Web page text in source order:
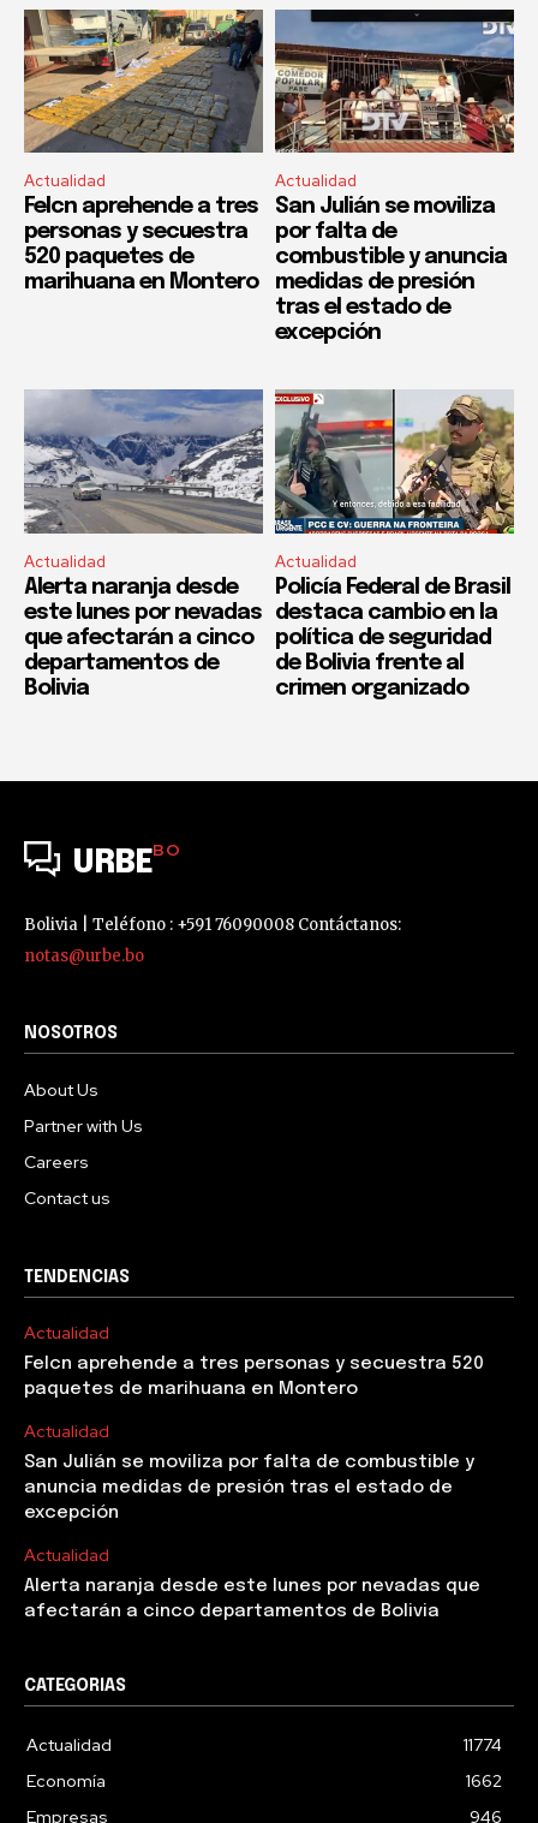
Actualidad
Felcn aprehende a tres
personas y secuestra
520 paquetes de
marihuana en Montero
Actualidad
San Julián se moviliza
por falta de
combustible y anuncia
medidas de presión
tras el estado de
excepción
Actualidad
Alerta naranja desde
este lunes por nevadas
que afectarán a cinco
departamentos de
Bolivia
Actualidad
Policía Federal de Brasil
destaca cambio en la
política de seguridad
de Bolivia frente al
crimen organizado
URBEBO
Bolivia | Teléfono : +591 76090008 Contáctanos:
notas@urbe.bo
NOSOTROS
About Us
Partner with Us
Careers
Contact us
TENDENCIAS
Actualidad
Felcn aprehende a tres personas y secuestra 520
paquetes de marihuana en Montero
Actualidad
San Julián se moviliza por falta de combustible y
anuncia medidas de presión tras el estado de
excepción
Actualidad
Alerta naranja desde este lunes por nevadas que
afectarán a cinco departamentos de Bolivia
CATEGORIAS
Actualidad
11774
Economía
1662
Empresas
946